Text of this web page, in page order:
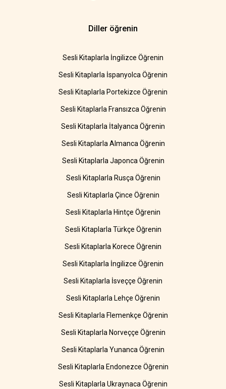
Diller öğrenin
Sesli Kitaplarla İngilizce Öğrenin
Sesli Kitaplarla İspanyolca Öğrenin
Sesli Kitaplarla Portekizce Öğrenin
Sesli Kitaplarla Fransızca Öğrenin
Sesli Kitaplarla İtalyanca Öğrenin
Sesli Kitaplarla Almanca Öğrenin
Sesli Kitaplarla Japonca Öğrenin
Sesli Kitaplarla Rusça Öğrenin
Sesli Kitaplarla Çince Öğrenin
Sesli Kitaplarla Hintçe Öğrenin
Sesli Kitaplarla Türkçe Öğrenin
Sesli Kitaplarla Korece Öğrenin
Sesli Kitaplarla İngilizce Öğrenin
Sesli Kitaplarla İsveççe Öğrenin
Sesli Kitaplarla Lehçe Öğrenin
Sesli Kitaplarla Flemenkçe Öğrenin
Sesli Kitaplarla Norveççe Öğrenin
Sesli Kitaplarla Yunanca Öğrenin
Sesli Kitaplarla Endonezce Öğrenin
Sesli Kitaplarla Ukraynaca Öğrenin